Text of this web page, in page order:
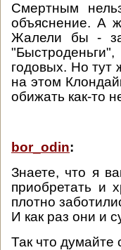
Смертным
объяснение. А
Жалели бы -
годовых. Но тут
на этом
обижать как-то
bor_odin:
Знаете, что я
приобретать и
плотно
И как раз они и
Так что